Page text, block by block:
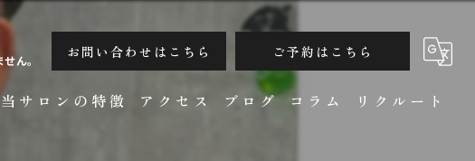
ん。 お問い合わせはこちら ご予約はこちら
当サロンの特徴 アクセス ブログ コラム リクルート